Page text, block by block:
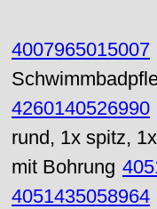
4007965015007
4260140526990
rund, 1x spitz,
mit Bohrung
4051435058964